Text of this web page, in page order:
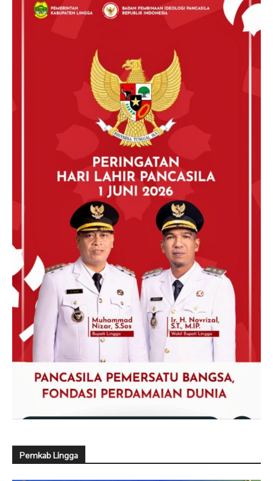
Pemkab Lingga